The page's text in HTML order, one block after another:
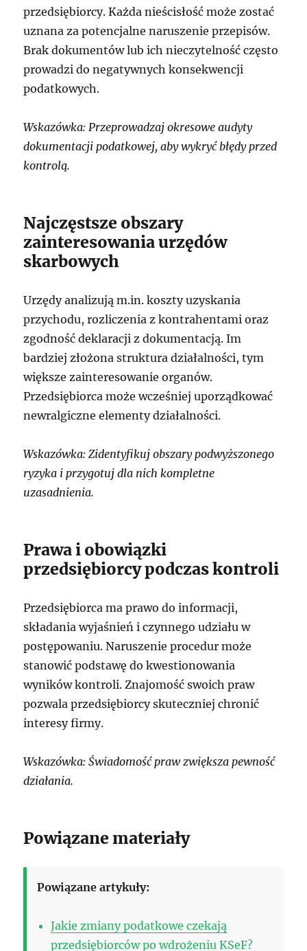
przedsiębiorcy. Każda nieścisłość może zostać
uznana za potencjalne naruszenie przepisów.
Brak dokumentów lub ich nieczytelność często
prowadzi do negatywnych konsekwencji
podatkowych.
Wskazówka: Przeprowadzaj okresowe audyty
dokumentacji podatkowej, aby wykryć błędy przed
kontrolą.
Najczęstsze obszary
zainteresowania urzędów
skarbowych
Urzędy analizują m.in. koszty uzyskania
przychodu, rozliczenia z kontrahentami oraz
zgodność deklaracji z dokumentacją. Im
bardziej złożona struktura działalności, tym
większe zainteresowanie organów.
Przedsiębiorca może wcześniej uporządkować
newralgiczne elementy działalności.
Wskazówka: Zidentyfikuj obszary podwyższonego
ryzyka i przygotuj dla nich kompletne
uzasadnienia.
Prawa i obowiązki
przedsiębiorcy podczas kontroli
Przedsiębiorca ma prawo do informacji,
składania wyjaśnień i czynnego udziału w
postępowaniu. Naruszenie procedur może
stanowić podstawę do kwestionowania
wyników kontroli. Znajomość swoich praw
pozwala przedsiębiorcy skuteczniej chronić
interesy firmy.
Wskazówka: Świadomość praw zwiększa pewność
działania.
Powiązane materiały
Powiązane artykuły:
Jakie zmiany podatkowe czekają
przedsiębiorców po wdrożeniu KSeF?